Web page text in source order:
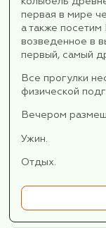
природной
Юго-
Мы сможем
время
лодочках.
Далее нас
несложный
под
Мы увидим